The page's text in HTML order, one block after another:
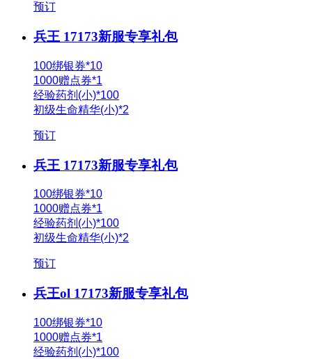
预订
兵王 17173新服专享礼包
100绑银券*10
1000赠点券*1
经验药剂(小)*100
初级生命精华(小)*2
预订
兵王 17173新服专享礼包
100绑银券*10
1000赠点券*1
经验药剂(小)*100
初级生命精华(小)*2
预订
兵王ol 17173新服专享礼包
100绑银券*10
1000赠点券*1
经验药剂(小)*100